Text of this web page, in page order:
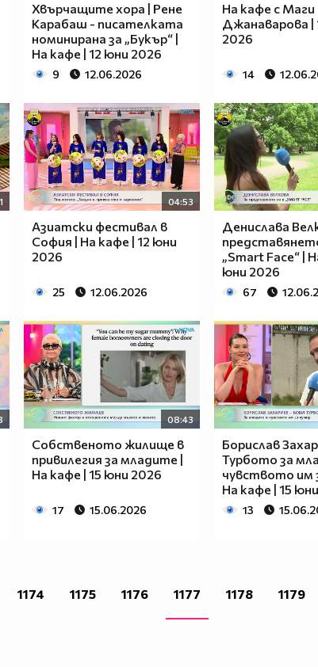
Хвърчащите хора | Рене
Карабаш - писателката
номинирана за „Букър“ |
На кафе | 12 юни 2026
9 12.06.2026
На кафе с Маги
Джанаварова |
2026
14
04:53
Азиатски фестивал в
София | На кафе | 12 юни
2026
25 12.06.2026
Денислава
„Smart Face“ |
юни 2026
67
08:43
Собственото жилище в
привилегия за младите |
На кафе | 15 юни 2026
17 15.06.2026
Борислав
Турбото за
чувството им
На кафе | 15
13
1174 1175 1176 1177 1178 1179